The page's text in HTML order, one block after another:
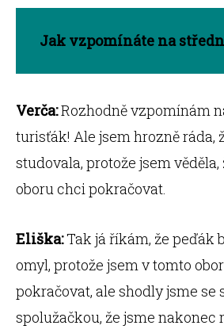
Jak vzpomínáte na
Verča:Rozhodně vzpomínám
turisťák! Ale jsem hrozně ráda,
studovala, protože jsem
oboru chci pokračovat.
Eliška:Tak já říkám, že peďák
omyl, protože jsem v tomto
pokračovat, ale shodly jsme se
spolužačkou, že jsme nakonec